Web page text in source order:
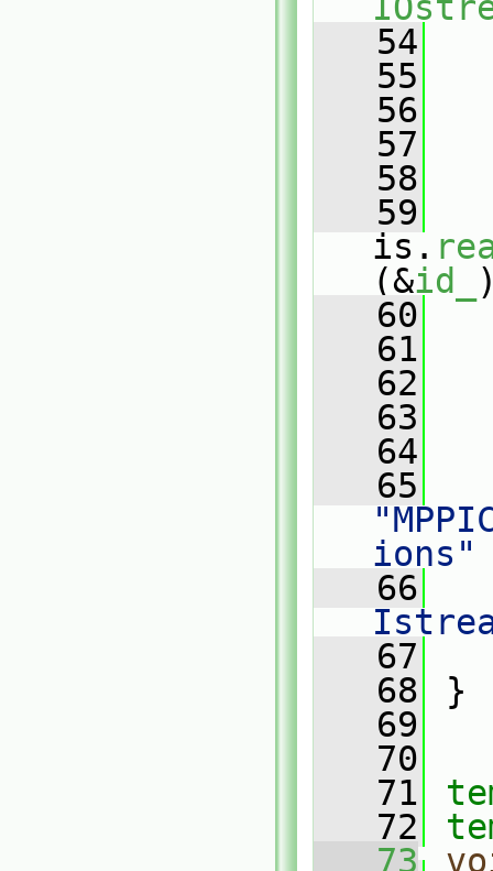
   54
   55
   56
   57
   58
   59
is.
(&id_
   60
   61
   62
   63
   64
   65
ions"
   66
   67
   68
}
   69
   70
   71
   72
   73